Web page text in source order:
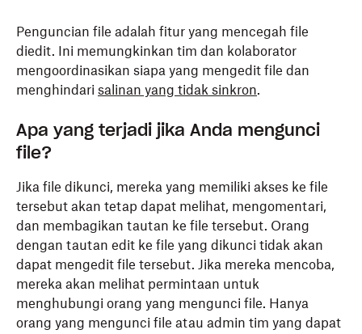
Penguncian file adalah fitur yang mencegah file
diedit. Ini memungkinkan tim dan kolaborator
mengoordinasikan siapa yang mengedit file dan
menghindari salinan yang tidak sinkron.
Apa yang terjadi jika Anda mengunci
file?
Jika file dikunci, mereka yang memiliki akses ke file
tersebut akan tetap dapat melihat, mengomentari,
dan membagikan tautan ke file tersebut. Orang
dengan tautan edit ke file yang dikunci tidak akan
dapat mengedit file tersebut. Jika mereka mencoba,
mereka akan melihat permintaan untuk
menghubungi orang yang mengunci file. Hanya
orang yang mengunci file atau admin tim yang dapat